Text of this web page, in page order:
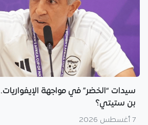
سيدات “الخضر” في مواجهة
بن ستيتي؟
7 أغسطس 2026